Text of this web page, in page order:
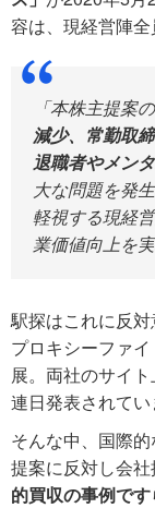
容は、現経営陣全
「本株主提案
減少、常勤取
退職者やメン
大な問題を発
軽視する現経
業価値向上を
駅探はこれに反
プロキシーファ
展。両社のサイ
連日発表されてい
そんな中、国際
提案に反対し会社
的買収の事例で